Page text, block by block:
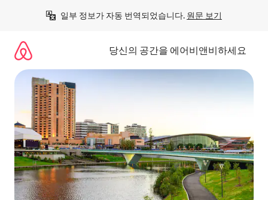
일부 정보가 자동 번역되었습니다. 원문 보기
당신의 공간을 에어비앤비하세요